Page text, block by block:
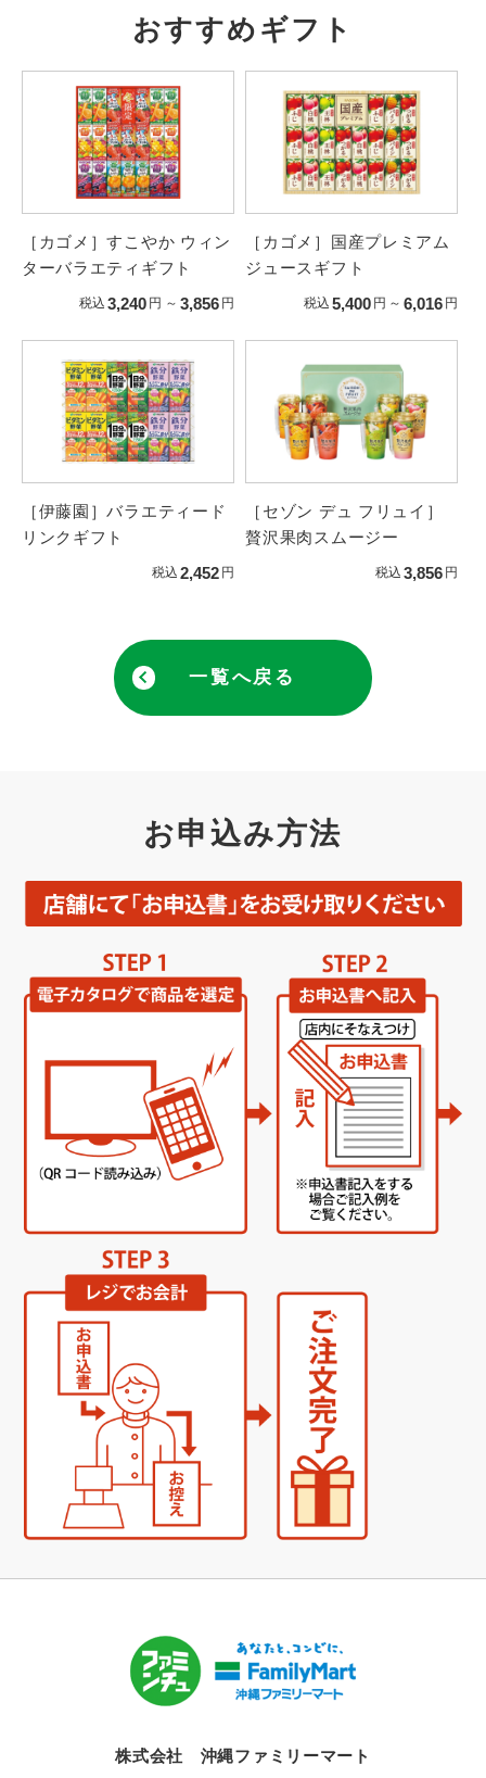
おすすめギフト
［カゴメ］すこやか ウィン
ターバラエティギフト
税込 3,240 円 ～ 3,856 円
［カゴメ］国産プレミアム
ジュースギフト
税込 5,400 円 ～ 6,016 円
［伊藤園］バラエティード
リンクギフト
税込 2,452 円
［セゾン デュ フリュイ］
贅沢果肉スムージー
税込 3,856 円
一覧へ戻る
お申込み方法
株式会社 沖縄ファミリーマート